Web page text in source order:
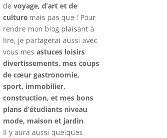
devoyage, d’art et de
culture mais pas que ! Pour
rendre mon blog plaisant à
lire, je partagerai aussi avec
vous mesastuces loisirs
divertissements, mes coups
de cœur gastronomie,
sport, immobilier,
construction, et mes bons
plans d’étudiants niveau
mode, maison et jardin.
Il y aura aussi quelques